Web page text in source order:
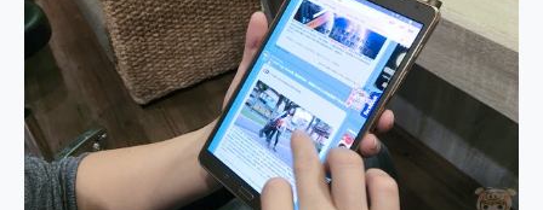
97.3% 恢復率，資料救援就是這麼簡單 EaseUS Data Recovery Wizard Free 18.0.0 業界最好的資料救援軟體
磁碟系統大風吹 有了 磁碟管理程式 EaseUS Partition Master 就是這麼簡單
全新 SONY Xperia 1 VI 開箱! 相機實測! 長焦覆蓋更遠更清晰、2日長續航、頂尖影音娛樂效能~
Xiaomi 14 Ultra 開箱 評測~ 有深度的 Leica 影像旗艦手機! 加碼小旗艦 Xiaomi 14 開箱 評測
vivo TWS 3e 真無線藍牙耳機智慧降噪升級、音質明亮溫潤，並支援雙設備連接~
MSI Claw 掌機專屬配件包 來囉 完美保護 MSI Claw A1M-026TW 電競掌機
人像旗艦 vivo V30 系列 開箱 評測! 首搭蔡司光學鏡頭、攝影棚級柔光環、拍攝功能最好玩的美拍神機 vivo V30 Pro